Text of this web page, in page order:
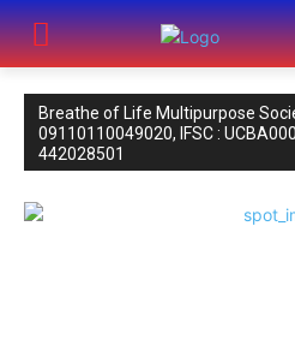
Breathe of Life Multipurpose
09110110049020, IFSC :
442028501